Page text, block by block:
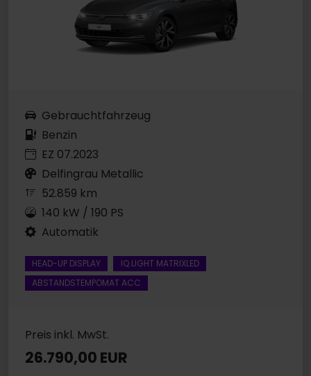
Gebrauchtfahrzeug
Benzin
EZ 07.2023
Delfingrau Metallic
52.859 km
140 kW / 190 PS
Automatik
HEAD-UP DISPLAY
IQ.LIGHT MATRIXLED
ABSTANDSTEMPOMAT ACC
Preis inkl. MwSt.
26.790,00 EUR